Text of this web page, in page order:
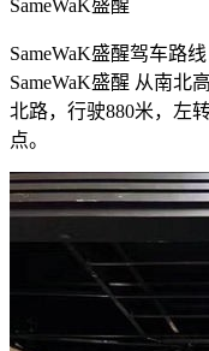
SameWaK盛醒
SameWaK盛醒驾车路线
SameWaK盛醒 从南北
北路，行驶880米，左
点。